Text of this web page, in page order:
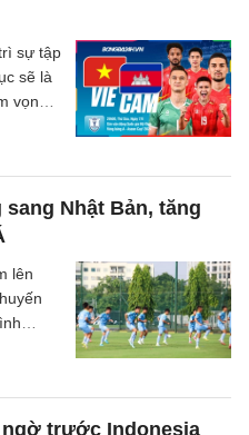
sự tập
sẽ là
vọng
Nhật Bản, tăng
lên
trước Indonesia